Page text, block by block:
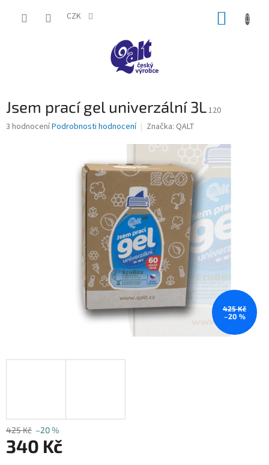
CZK
Jsem prací gel univerzální 3L120
Průměrné
3 hodnoceníPodrobnosti hodnocení Značka: QALT
425 Kč
–20 %
425 Kč –20 %
340 Kč